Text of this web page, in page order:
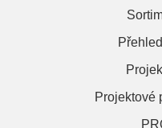
Projektové